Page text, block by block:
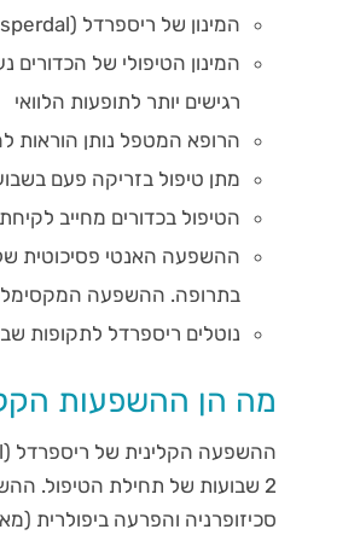
המינון של ריספרדל (Risperdal) מושפע מהמצב הקליני והתרופות האחרות שהמטופל נוטל
רגישים יותר לתופעות הלוואי
הרופא המטפל נותן הוראות
מתן טיפול בזריקה פעם
הטיפול בכדורים מחייב
בתרופה. ההשפעה המקסימלית מתקבלת
נוטלים ריספרדל לתקופות
מה הן ההשפעות